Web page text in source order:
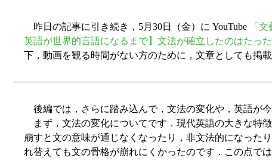
昨日の記事に引き続き，5月30日（金）に YouTube 「
英語が世界的言語になるまで】文法が確立したのはたっ
下，動画を観る時間がない方のために，文章としても掲載
後編では，さらに踏み込んで，文法の変化や，英語が
まず，文法の変化についてです．現代英語の大きな特
崩すと文の意味が通じなくなったり，非文法的になった
れ替えても文の骨格が崩れにくかったのです．この点で